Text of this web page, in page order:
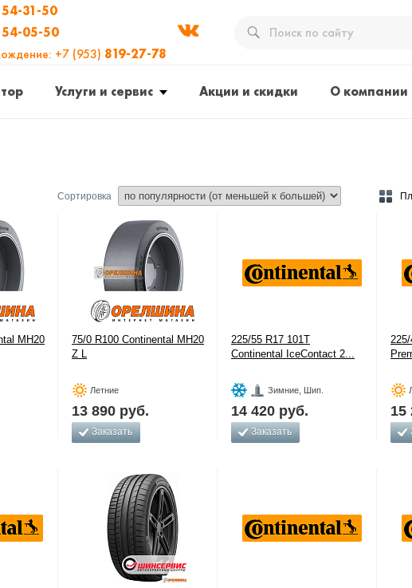
54-31-50
54-05-50
+7 (953) 819-27-78
Услуги и сервис Акции и скидки О компании
Сортировка
MH20
75/0 R100 Continental MH20
Z L
Летние
13 890 руб.
Заказать
225/55 R17 101T
Continental IceContact 2...
Зимние, Шип.
14 420 руб.
Заказать
15